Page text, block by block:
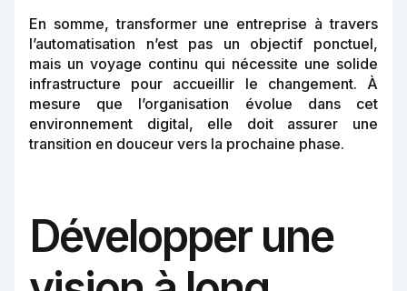
En somme, transformer une entreprise à travers
l’automatisation n’est pas un objectif ponctuel,
mais un voyage continu qui nécessite une solide
infrastructure pour accueillir le changement. À
mesure que l’organisation évolue dans cet
environnement digital, elle doit assurer une
transition en douceur vers la prochaine phase.
Développer une